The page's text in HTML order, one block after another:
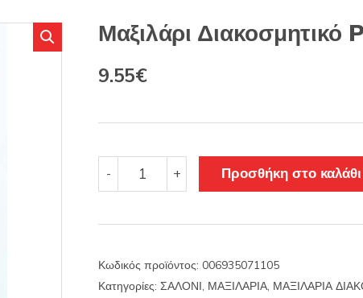
:
Μαξιλάρι Διακοσμητικό
Original
11.22€.
9.55€Η
είναι:
9.55€.
-
Μαξιλάρι
Διακοσμητικό
+ Προσθήκη στο καλάθι
Κωδικός προϊόντος: 006935071105
Κατηγορίες: ΣΑΛΟΝΙ, ΜΑΞΙΛΑΡΙΑ, ΜΑΞΙΛΑΡΙΑ